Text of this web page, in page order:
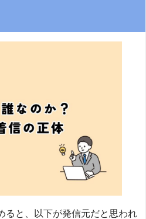
ると、以下が発信元だと思われ